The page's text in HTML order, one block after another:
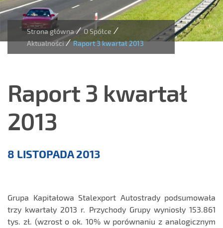
Strona główna/ O Spółce /
Aktualności/ Raport 3 kwartał 2013
Raport 3 kwartał
2013
8 LISTOPADA 2013
Grupa Kapitałowa Stalexport Autostrady podsumowała
trzy kwartały 2013 r. Przychody Grupy wyniosły 153.861
tys. zł. (wzrost o ok. 10% w porównaniu z analogicznym